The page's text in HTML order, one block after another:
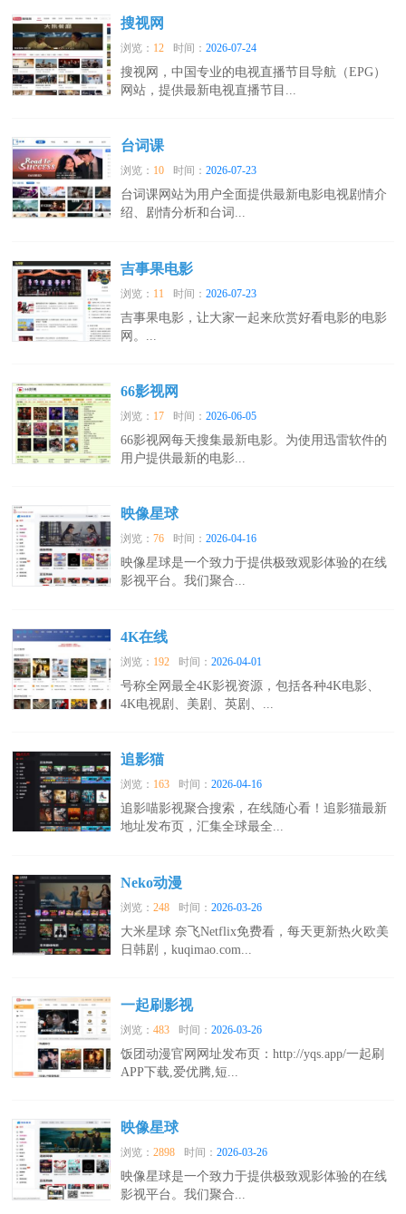
搜视网
浏览： 12 时间：2026-07-24
搜视网，中国专业的电视直播节目导航（EPG）
网站，提供最新电视直播节目...
台词课
浏览： 10 时间：2026-07-23
台词课网站为用户全面提供最新电影电视剧情介
绍、剧情分析和台词...
吉事果电影
浏览： 11 时间：2026-07-23
吉事果电影，让大家一起来欣赏好看电影的电影
网。...
66影视网
浏览： 17 时间：2026-06-05
66影视网每天搜集最新电影。为使用迅雷软件的
用户提供最新的电影...
映像星球
浏览：76 时间：2026-04-16
映像星球是一个致力于提供极致观影体验的在线
影视平台。我们聚合...
4K在线
浏览： 192 时间：2026-04-01
号称全网最全4K影视资源，包括各种4K电影、
4K电视剧、美剧、英剧、...
追影猫
浏览： 163 时间：2026-04-16
追影喵影视聚合搜索，在线随心看！追影猫最新
地址发布页，汇集全球最全...
Neko动漫
浏览：248 时间：2026-03-26
大米星球 奈飞Netflix免费看，每天更新热火欧美
日韩剧，kuqimao.com...
一起刷影视
浏览：483 时间：2026-03-26
饭团动漫官网网址发布页：http://yqs.app/一起刷
APP下载,爱优腾,短...
映像星球
浏览：2898 时间：2026-03-26
映像星球是一个致力于提供极致观影体验的在线
影视平台。我们聚合...